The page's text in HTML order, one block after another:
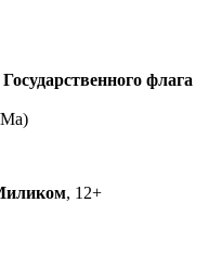
флага
, 12+